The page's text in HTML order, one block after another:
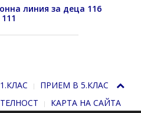
линия за деца 116
111
ПРИЕМ В 5.КЛАС
КАРТА НА САЙТА